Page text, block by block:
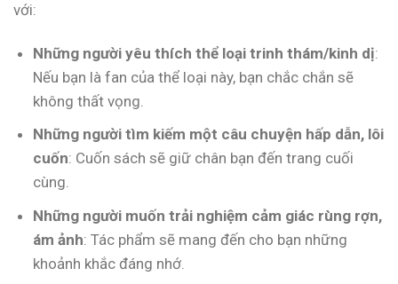
với:
Những người yêu thích thể loại trinh thám/kinh dị:
Nếu bạn là fan của thể loại này, bạn chắc chắn sẽ
không thất vọng.
Những người tìm kiếm một câu chuyện hấp dẫn, lôi
cuốn: Cuốn sách sẽ giữ chân bạn đến trang cuối
cùng.
Những người muốn trải nghiệm cảm giác rùng rợn,
ám ảnh: Tác phẩm sẽ mang đến cho bạn những
khoảnh khắc đáng nhớ.